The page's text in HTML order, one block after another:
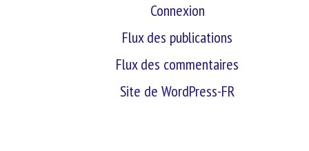
Connexion
Flux des publications
Flux des commentaires
Site de WordPress-FR